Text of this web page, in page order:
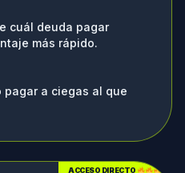
cuál deuda pagar
más rápido.
pagar a ciegas al que
ACCESO DIRECTO